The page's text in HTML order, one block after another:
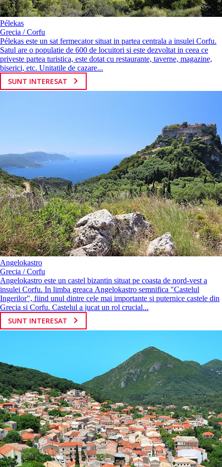
Pélekas
Grecia / Corfu
Pélekas este un sat fermecator situat in partea centrala a insulei Corfu.
Satul are o populatie de 600 de locuitori si este dezvoltat in ceea ce
priveste partea turistica, este dotat cu restaurante, taverne, magazine,
biserici, etc. Unitatile de cazare...
SUNT INTERESAT
Angelokastro
Grecia / Corfu
Angelokastro este un castel bizantin situat pe coasta de nord-vest a
insulei Corfu. In limba greaca Angelokastro semnifica "Castelul
Ingerilor", fiind unul dintre cele mai importante si puternice castele din
Grecia si Corfu. Castelul a jucat un rol crucial...
SUNT INTERESAT